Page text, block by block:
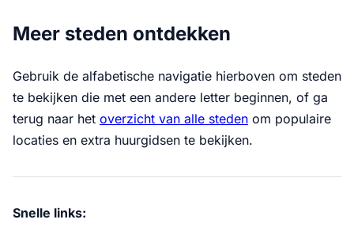
Meer steden ontdekken
Gebruik de alfabetische navigatie hierboven om steden
te bekijken die met een andere letter beginnen, of ga
terug naar het overzicht van alle steden om populaire
locaties en extra huurgidsen te bekijken.
Snelle links: